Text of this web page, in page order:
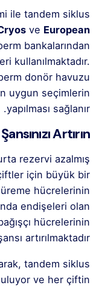
ile tandem siklus
ve European
bankalarından
kullanılmaktadır.
donör havuzu
uygun seçimlerin
yapılması sağlanır.
Artırın
rezervi azalmış
için büyük bir
hücrelerinin
endişeleri olan
hücrelerinin
artırılmaktadır.
tandem siklus
ve her çiftin